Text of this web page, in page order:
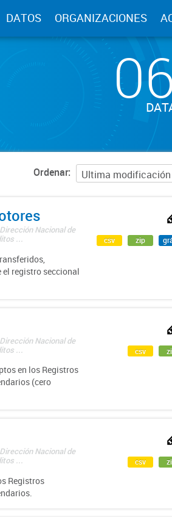
DATOS ORGANIZACIONES
Ordenar
Nacional de
...
el registro seccional
csv zip
Nacional de
...
en los Registros
(cero
csv
Nacional de
...
Registros
csv